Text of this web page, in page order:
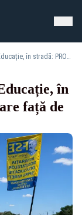
VIDEO Mii de angajați din Educație, în stradă: PROTEST de amploare față de noua Lege a salarizării
în
față de